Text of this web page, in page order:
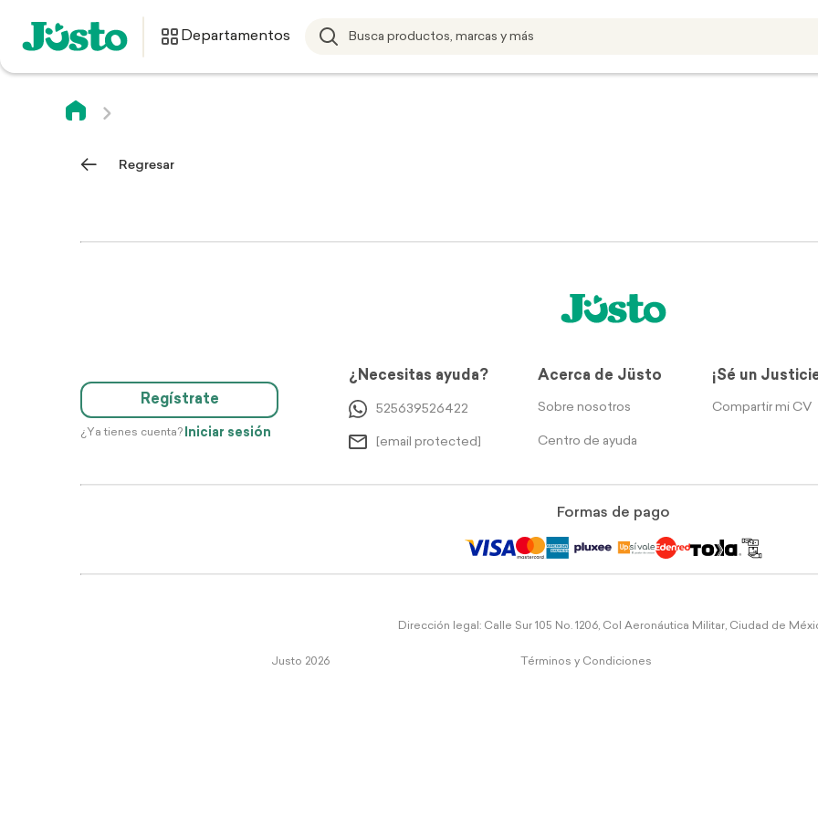
Departamentos
Regresar
Regístrate
¿Ya tienes cuenta? Iniciar sesión
¿Necesitas ayuda?
525639526422
[email protected]
Acerca de Jüsto
Sobre nosotros
Centro de ayuda
¡Sé un
Compartir mi CV
Formas de pago
Dirección legal: Calle Sur 105 No. 1206, Col Aeronáutica Militar, Ciudad de
Justo 2026 Términos y Condiciones